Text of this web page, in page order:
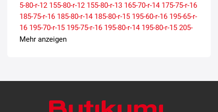
5-80-r-12 155-80-r-12 155-80-r-13 165-70-r-14 175-75-r-16
185-75-r-16 185-80-r-14 185-80-r-15 195-60-r-16 195-65-r-
16 195-70-r-15 195-75-r-16 195-80-r-14 195-80-r-15 205-
65-r-15 205-65-r-16
Mehr anzeigen